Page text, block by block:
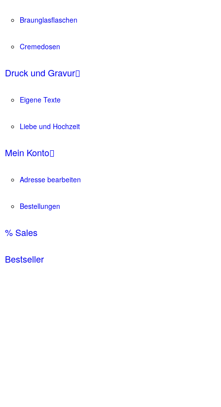
Braunglasflaschen
Cremedosen
Druck und Gravur
Eigene Texte
Liebe und Hochzeit
Mein Konto
Adresse bearbeiten
Bestellungen
% Sales
Bestseller